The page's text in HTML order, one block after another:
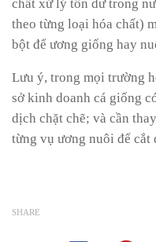
chất xử lý tồn dư trong
theo từng loại hóa chất)
bột để ương giống hay
Lưu ý, trong mọi trường
sở kinh doanh cá giống
dịch chặt chẽ; và cần
từng vụ ương nuôi để cắt
SHARE